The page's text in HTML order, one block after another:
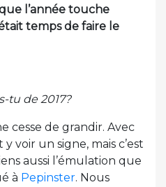
l’année touche
temps de faire le
tu de 2017?
cesse de grandir. Avec
voir un signe, mais c’est
aussi l’émulation que
à Pepinster. Nous